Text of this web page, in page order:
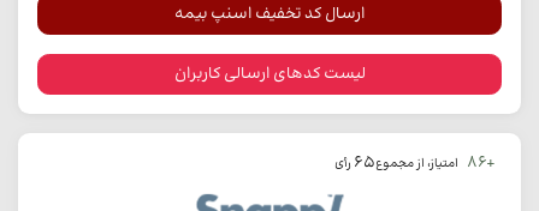
ارسال کد تخفیف اسنپ بیمه
لیست کدهای ارسالی کاربران
+86 امتیاز، از مجموع65 رأی